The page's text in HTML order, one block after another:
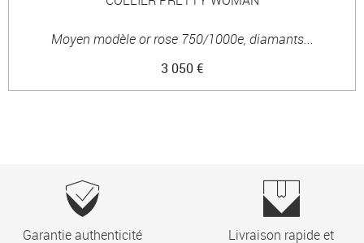
Moyen modèle or rose 750/1000e, diamants...
3 050 €
Garantie authenticité
Livraison rapide et